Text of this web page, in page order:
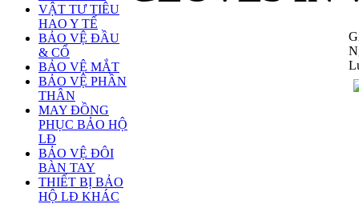
VẬT TƯ TIÊU
HAO Y TẾ
BẢO VỆ ĐẦU
& CỔ
BẢO VỆ MẮT
BẢO VỆ PHẦN
THÂN
MAY ĐỒNG
PHỤC BẢO HỘ
LĐ
BẢO VỆ ĐÔI
BÀN TAY
THIẾT BỊ BẢO
HỘ LĐ KHÁC